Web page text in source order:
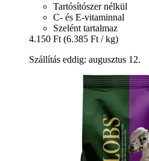
Tartósítószer nélkül
C- és E-vitaminnal
Szelént tartalmaz
4.150 Ft (6.385 Ft / kg)
Szállítás eddig: augusztus 12.